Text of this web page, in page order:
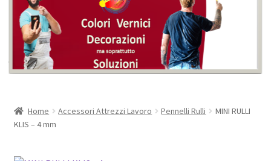
Chi siamo
Consegna
Pagamento
Home Accessori Attrezzi Lavoro Pennelli Rulli
MINI RULLI
KLIS – 4 mm